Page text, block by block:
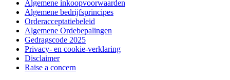
Algemene inkoopvoorwaarden
Algemene bedrijfsprincipes
Orderacceptatiebeleid
Algemene Ordebepalingen
Gedragscode 2025
Privacy- en cookie-verklaring
Disclaimer
Raise a concern